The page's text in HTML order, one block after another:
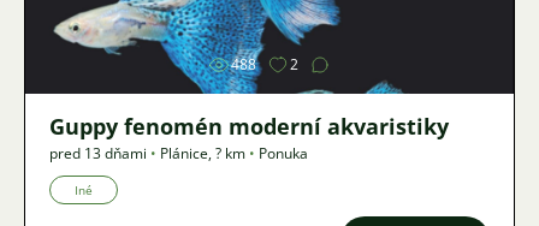
488 2
Guppy fenomén moderní akvaristiky
pred 13 dňami • Plánice,? km • Ponuka
Iné